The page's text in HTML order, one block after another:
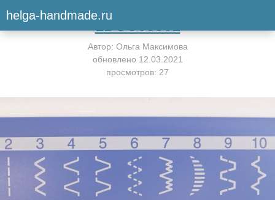
helga-handmade.ruВернуться к мастер-классу
1DSC08561
Автор: Ольга Максимова
обновлено 12.03.2021
просмотров: 27